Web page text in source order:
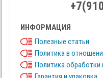
ИНФОРМАЦИЯ
Полезные статьи
Политика в
Политика